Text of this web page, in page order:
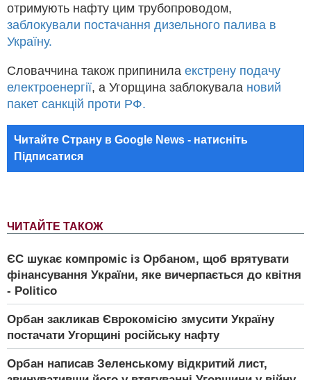
ЧИТАЙТЕ ТАКОЖ
ЄС шукає компроміс із Орбаном, щоб врятувати
фінансування України, яке вичерпається до квітня
- Politico
Орбан закликав Єврокомісію змусити Україну
постачати Угорщині російську нафту
Орбан написав Зеленському відкритий лист,
отримують нафту цим трубопроводом,
заблокували постачання дизельного палива в
Україну.
Словаччина також припинила екстрену подачу
електроенергії, а Угорщина заблокувала новий
пакет санкцій проти РФ.
Читайте Страну в Google News - натисніть
Підписатися